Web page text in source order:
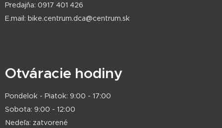
Predajňa: 0917 401 426
E.mail: bike.centrum.dca@centrum.sk
Otváracie hodiny
Pondelok - Piatok: 9:00 - 17:00
Sobota: 9:00 - 12:00
Nedeľa: zatvorené